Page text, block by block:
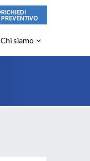
RICHIEDI
PREVENTIVO
Chi siamo